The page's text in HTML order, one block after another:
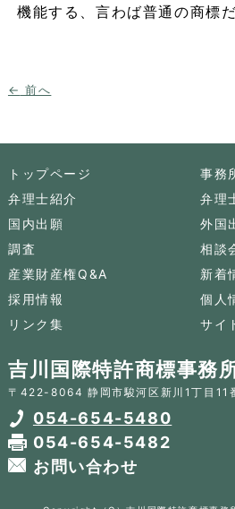
機能する、言わば普通の商標だ
投
ー
シ
ョ
ン
← 前へ
トップページ
事務
弁理士紹介
弁理
国内出願
外国
調査
相談
産業財産権Q&A
新着
採用情報
個人
リンク集
サイ
吉川国際特許商標事務
〒422-8064 静岡市駿河区新川1丁目11
054-654-5480
054-654-5482
お問い合わせ